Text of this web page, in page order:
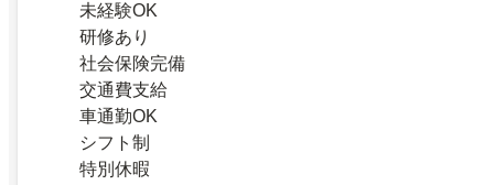
未経験OK
研修あり
社会保険完備
交通費支給
車通勤OK
シフト制
特別休暇